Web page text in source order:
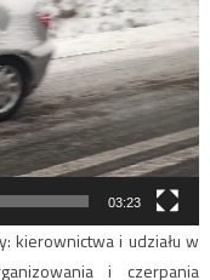
03:23
kierownictwa i udziału w
i czerpania